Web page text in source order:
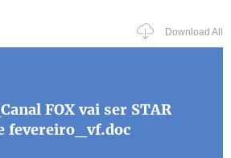
Download All
FOX vai ser STAR
fevereiro_vf.doc